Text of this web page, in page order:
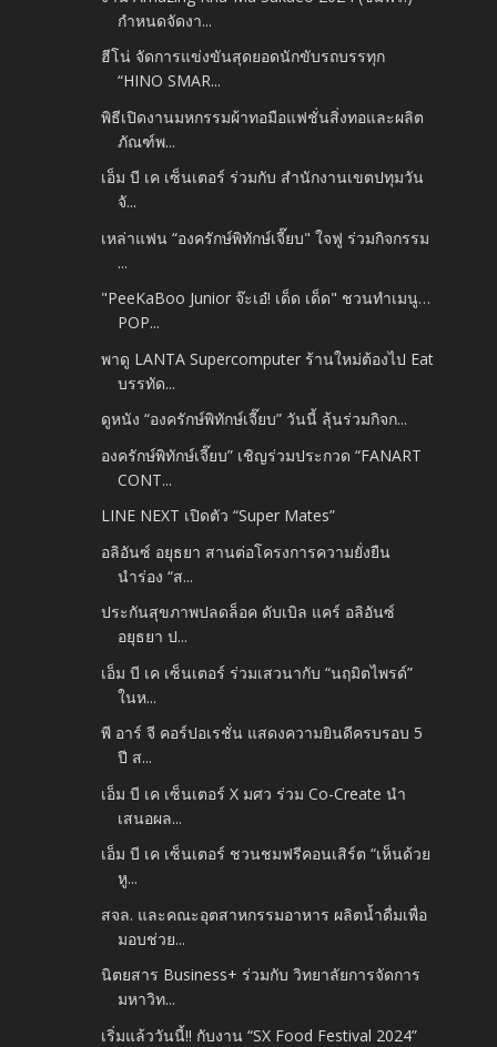
กำหนดจัดงา...
ฮีโน่ จัดการแข่งขันสุดยอดนักขับรถบรรทุก
“HINO SMAR...
พิธีเปิดงานมหกรรมผ้าทอมือแฟชั่นสิ่งทอและผลิต
ภัณฑ์พ...
เอ็ม บี เค เซ็นเตอร์ ร่วมกับ สำนักงานเขตปทุมวัน
จั...
เหล่าแฟน “องครักษ์พิทักษ์เจี๊ยบ" ใจฟู ร่วมกิจกรรม
...
"PeeKaBoo Junior จ๊ะเอ๋! เด็ด เด็ด" ชวนทำเมนู…
POP...
พาดู LANTA Supercomputer ร้านใหม่ต้องไป Eat
บรรทัด...
ดูหนัง “องครักษ์พิทักษ์เจี๊ยบ” วันนี้ ลุ้นร่วมกิจก...
องครักษ์พิทักษ์เจี๊ยบ” เชิญร่วมประกวด “FANART
CONT...
LINE NEXT เปิดตัว “Super Mates”
อลิอันซ์ อยุธยา สานต่อโครงการความยั่งยืน
นำร่อง “ส...
ประกันสุขภาพปลดล็อค ดับเบิล แคร์ อลิอันซ์
อยุธยา ป...
เอ็ม บี เค เซ็นเตอร์ ร่วมเสวนากับ “นฤมิตไพรด์”
ในห...
พี อาร์ จี คอร์ปอเรชั่น แสดงความยินดีครบรอบ 5
ปี ส...
เอ็ม บี เค เซ็นเตอร์ X มศว ร่วม Co-Create นำ
เสนอผล...
เอ็ม บี เค เซ็นเตอร์ ชวนชมฟรีคอนเสิร์ต “เห็นด้วย
หู...
สจล. และคณะอุตสาหกรรมอาหาร ผลิตน้ำดื่มเพื่อ
มอบช่วย...
นิตยสาร Business+ ร่วมกับ วิทยาลัยการจัดการ
มหาวิท...
เริ่มแล้ววันนี้!! กับงาน “SX Food Festival 2024”